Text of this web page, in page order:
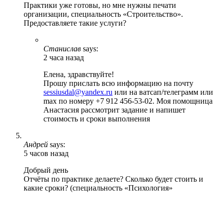
Практики уже готовы, но мне нужны печати
организации, специальность «Строительство».
Предоставляете такие услуги?
Станислав says:
2 часа назад
Елена, здравствуйте!
Прошу прислать всю информацию на почту
sessiusdal@yandex.ru или на ватсап/телеграмм или
max по номеру +7 912 456-53-02. Моя помощница
Анастасия рассмотрит задание и напишет
стоимость и сроки выполнения
Андрей says:
5 часов назад
Добрый день
Отчёты по практике делаете? Сколько будет стоить и
какие сроки? (специальность «Психология»